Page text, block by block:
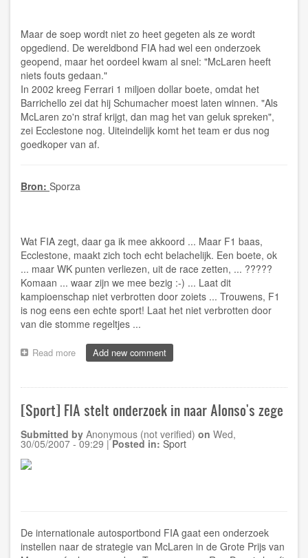
Maar de soep wordt niet zo heet gegeten als ze wordt
opgediend. De wereldbond FIA had wel een onderzoek
geopend, maar het oordeel kwam al snel: "McLaren heeft
niets fouts gedaan."
In 2002 kreeg Ferrari 1 miljoen dollar boete, omdat het
Barrichello zei dat hij Schumacher moest laten winnen. "Als
McLaren zo'n straf krijgt, dan mag het van geluk spreken",
zei Ecclestone nog. Uiteindelijk komt het team er dus nog
goedkoper van af.
Bron: Sporza
Wat FIA zegt, daar ga ik mee akkoord ... Maar F1 baas,
Ecclestone, maakt zich toch echt belachelijk. Een boete, ok
... maar WK punten verliezen, uit de race zetten, ... ?????
Komaan ... waar zijn we mee bezig :-) ... Laat dit
kampioenschap niet verbrotten door zoiets ... Trouwens, F1
is nog eens een echte sport! Laat het niet verbrotten door
van die stomme regeltjes ...
Read more about
[Sport]
straft
McLaren
niet
teamorders
Add new comment
[Sport] FIA stelt onderzoek in naar Alonso's zege
Submitted by Anonymous (not verified) on Wed,
30/05/2007 - 09:29 |Posted in: Sport
De internationale autosportbond FIA gaat een onderzoek
instellen naar de strategie van McLaren in de Grote Prijs van